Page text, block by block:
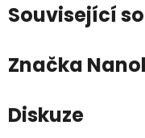
Související
Značka
Diskuze